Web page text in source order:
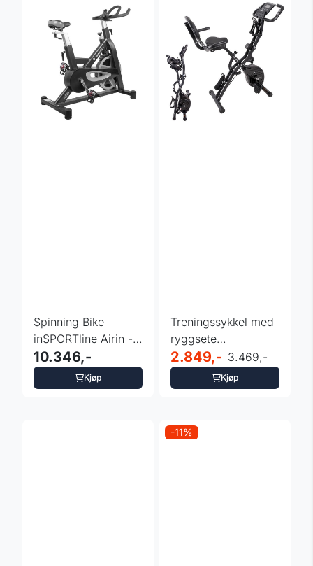
Spinning Bike
inSPORTline Airin -
sort
10.346,-
Kjøp
Treningssykkel med
ryggsete
inSPORTline Xbike
Max
2.849,- 3.469,-
Kjøp
-11%